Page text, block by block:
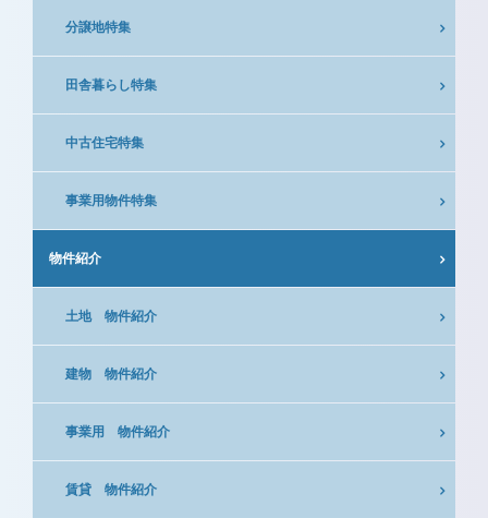
分譲地特集
田舎暮らし特集
中古住宅特集
事業用物件特集
物件紹介
土地 物件紹介
建物 物件紹介
事業用 物件紹介
賃貸 物件紹介